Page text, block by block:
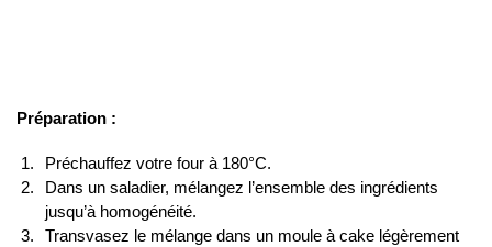
Préparation :
Préchauffez votre four à 180°C.
Dans un saladier, mélangez l’ensemble des ingrédients
jusqu’à homogénéité.
Transvasez le mélange dans un moule à cake légèrement